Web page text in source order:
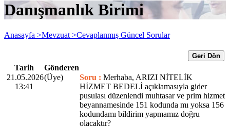
Danışmanlık Birimi
Anasayfa >Mevzuat >Cevaplanmış Güncel Sorular
Geri Dön
Tarih
Gönderen
21.05.2026
13:41
(Üye) Soru : Merhaba, ARIZI NİTELİK
HİZMET BEDELİ açıklamasıyla gider
pusulası düzenlendi muhtasar ve prim hizmet
beyannamesinde 151 kodunda mı yoksa 156
kodundamı bildirim yapmamız doğru
olacaktır?